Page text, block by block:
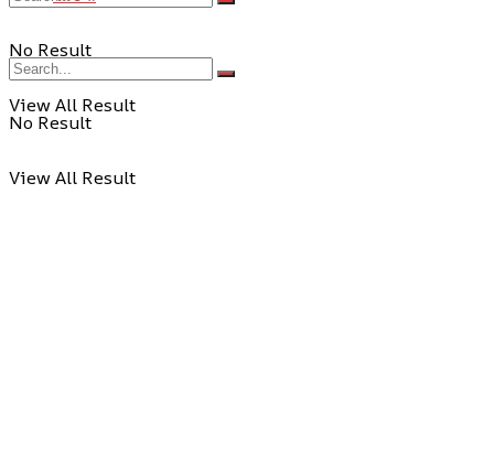
No Result
View All Result
No Result
View All Result